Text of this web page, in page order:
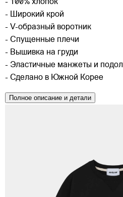
- 100% хлопок
- Широкий крой
- V-образный воротник
- Спущенные плечи
- Вышивка на груди
- Эластичные манжеты и подол
- Сделано в Южной Корее
Полное описание и детали